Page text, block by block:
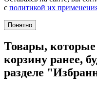
с политикой их
Понятно
Товары,
корзину ранее,
разделе